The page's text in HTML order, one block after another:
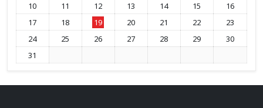
10
11 12 13 14 15
16
17
18 19 20 21 22
23
24
25 26 27 28 29
30
31